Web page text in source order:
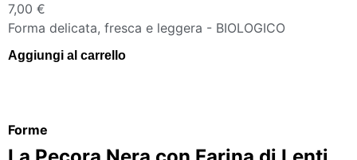
7,00 €
Forma delicata, fresca e leggera - BIOLOGICO
Aggiungi al carrello
Forme